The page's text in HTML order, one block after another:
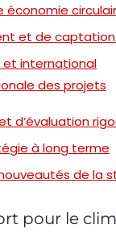
économie
et de
et international
des projets
d’évaluation
à long terme
de la
pour le